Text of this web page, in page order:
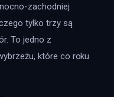
zachodniej
tylko trzy są
To jedno z
które co roku